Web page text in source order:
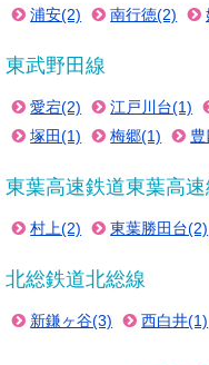
浦安(2) 南行徳(2)
東武野田線
愛宕(2) 江戸川台(1)
塚田(1)
梅郷(1)
東葉高速鉄道東葉高速
村上(2) 東葉勝田台(2)
北総鉄道北総線
新鎌ヶ谷(3) 西白井(1)